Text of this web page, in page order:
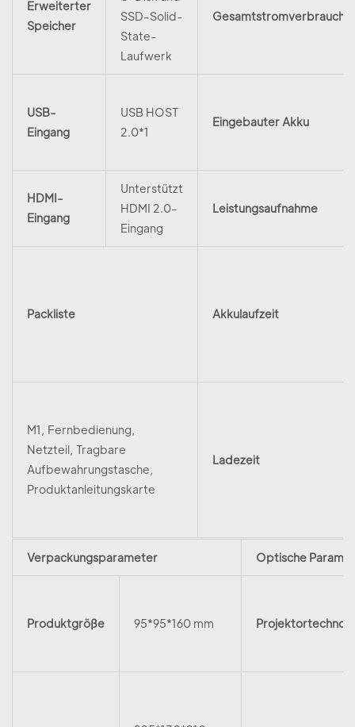
Erweiterter
Speicher
SSD-Solid-
State-
Laufwerk
Gesamtstromverbrauch
USB-
Eingang
USB HOST
2.0*1
Eingebauter Akku
HDMI-
Eingang
Unterstützt
HDMI 2.0-
Eingang
Leistungsaufnahme
Packliste Akkulaufzeit
M1, Fernbedienung,
Netzteil, Tragbare
Aufbewahrungstasche,
Produktanleitungskarte
Ladezeit
Verpackungsparameter Optische
Produktgröße 95*95*160 mm